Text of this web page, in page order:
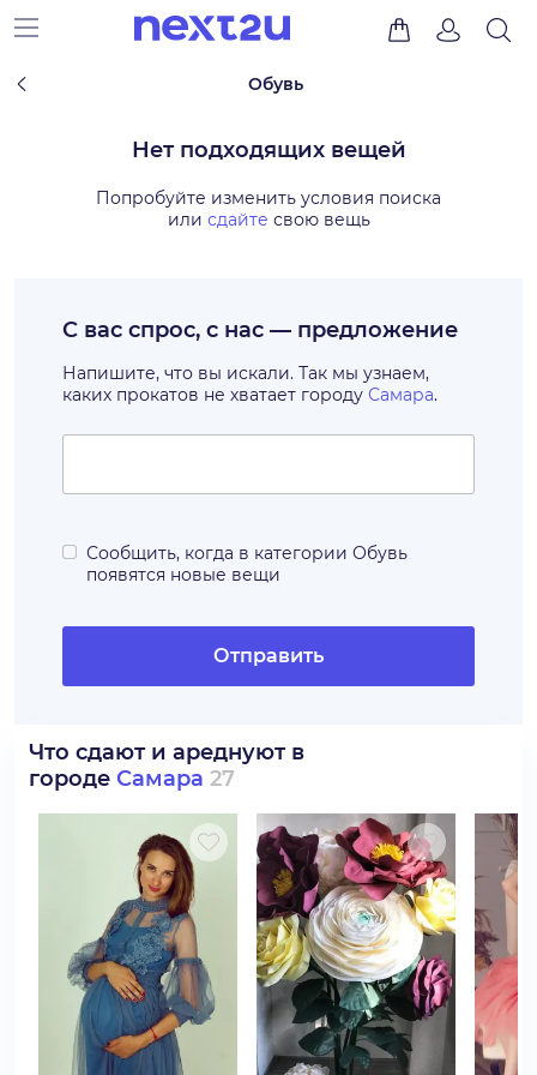
Обувь
Нет подходящих вещей
Попробуйте изменить условия поиска
или сдайте свою вещь
С вас спрос, с нас — предложение
Напишите, что вы искали. Так мы узнаем,
каких прокатов не хватает городу Самара.
Сообщить, когда в категории Обувь
появятся новые вещи
Отправить
Что сдают и ареднуют в
городе Самара 27